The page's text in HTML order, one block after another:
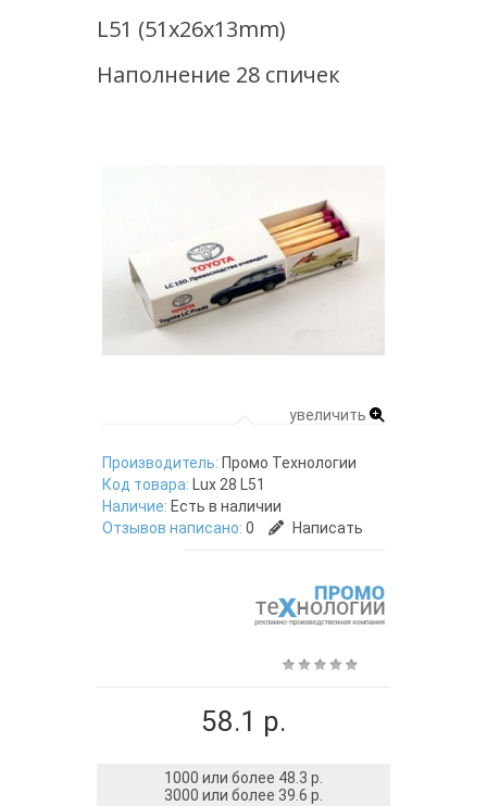
L51 (51x26x13mm)
Наполнение 28 спичек
увеличить
Производитель: Промо Технологии
Код товара: Lux 28 L51
Наличие: Есть в наличии
Отзывов написано: 0 Написать
58.1 р.
1000 или более 48.3 р.
3000 или более 39.6 р.